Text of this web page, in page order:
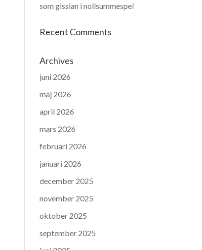
som gisslan i nollsummespel
Recent Comments
Archives
juni 2026
maj 2026
april 2026
mars 2026
februari 2026
januari 2026
december 2025
november 2025
oktober 2025
september 2025